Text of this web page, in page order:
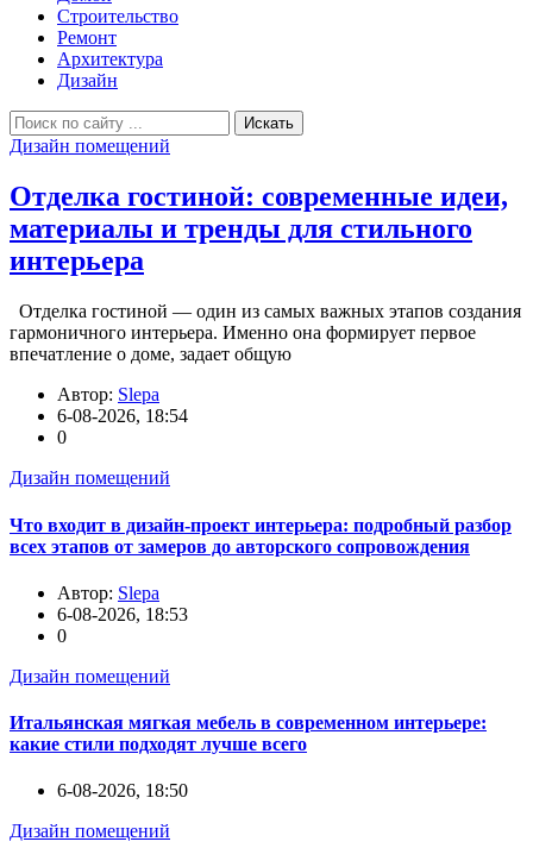
Строительство
Ремонт
Архитектура
Дизайн
Искать
Дизайн помещений
Отделка гостиной: современные идеи,
материалы и тренды для стильного
интерьера
Отделка гостиной — один из самых важных этапов создания
гармоничного интерьера. Именно она формирует первое
впечатление о доме, задает общую
Автор: Slepa
6-08-2026, 18:54
0
Дизайн помещений
Что входит в дизайн-проект интерьера: подробный разбор
всех этапов от замеров до авторского сопровождения
Автор: Slepa
6-08-2026, 18:53
0
Дизайн помещений
Итальянская мягкая мебель в современном интерьере:
какие стили подходят лучше всего
6-08-2026, 18:50
Дизайн помещений